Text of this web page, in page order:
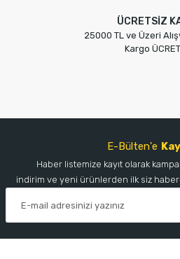
ÜCRETSİZ
25000 TL ve Üzeri
Kargo
E-Bülten'e
Haber listemize kayıt olarak
indirim ve yeni ürünlerden ilk siz